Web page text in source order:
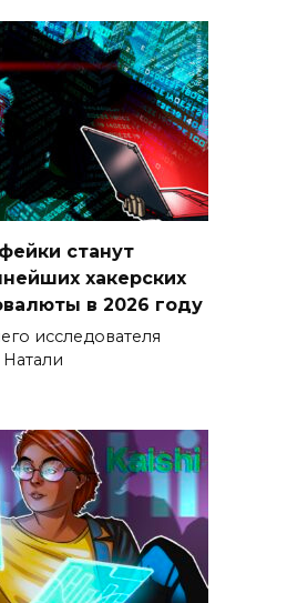
станут
хакерских
в 2026 году
исследователя